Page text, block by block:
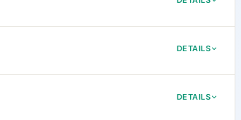
DETAILS
DETAILS